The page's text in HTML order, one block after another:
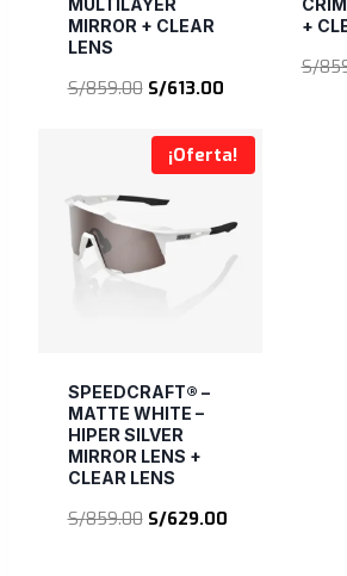
MULTILAYER
MIRROR + CLEAR
LENS
S/859.00 El
original
era:
S/859.00.
S/613.00El
actual
es:
+
S/
¡Oferta!
SPEEDCRAFT® –
MATTE WHITE –
HIPER SILVER
MIRROR LENS +
CLEAR LENS
S/859.00 El
S/629.00El